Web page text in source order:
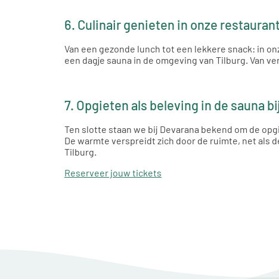
6. Culinair genieten in onze
Van een gezonde lunch tot een lekkere snack: in
een dagje sauna in de omgeving van Tilburg. Van
7. Opgieten als beleving in de sauna
Ten slotte staan we bij Devarana bekend om de
De warmte verspreidt zich door de ruimte, net als
Tilburg.
Reserveer jouw tickets